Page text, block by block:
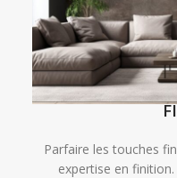
Parfaire les touches
expertise en